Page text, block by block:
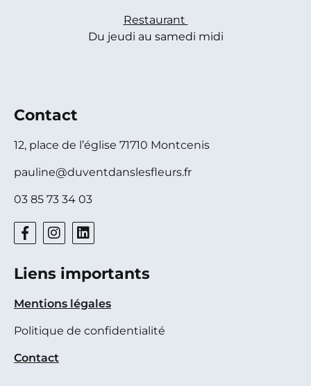
Restaurant
Du jeudi au samedi midi
Contact
12, place de l’église 71710 Montcenis
pauline@duventdanslesfleurs.fr
03 85 73 34 03
Liens importants
Mentions légales
Politique de confidentialité
Contact